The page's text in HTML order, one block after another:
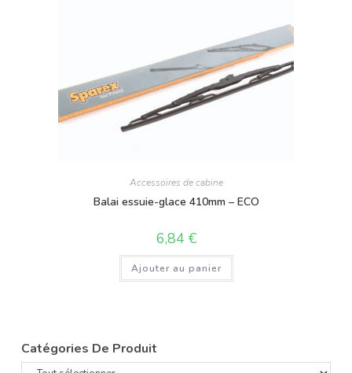
Accessoires de cabine
Balai essuie-glace 410mm – ECO
6,84 €
Ajouter au panier
Catégories De Produit